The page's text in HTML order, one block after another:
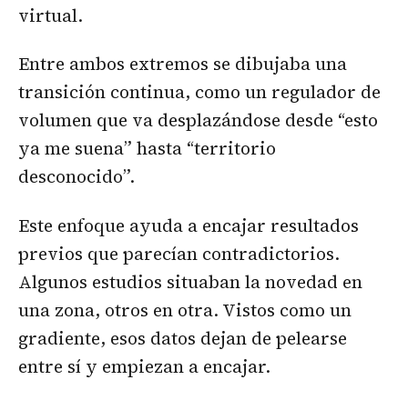
virtual.
Entre ambos extremos se dibujaba una
transición continua, como un regulador de
volumen que va desplazándose desde “esto
ya me suena” hasta “territorio
desconocido”.
Este enfoque ayuda a encajar resultados
previos que parecían contradictorios.
Algunos estudios situaban la novedad en
una zona, otros en otra. Vistos como un
gradiente, esos datos dejan de pelearse
entre sí y empiezan a encajar.